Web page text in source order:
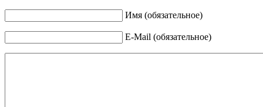
Имя (обязательное)
E-Mail (обязательное)